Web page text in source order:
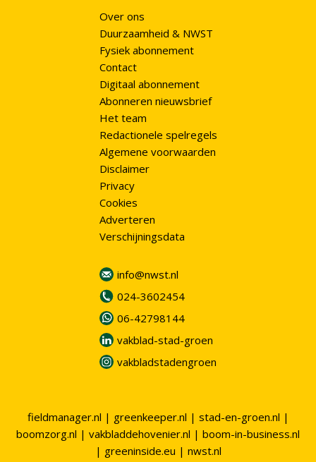
Over ons
Duurzaamheid & NWST
Fysiek abonnement
Contact
Digitaal abonnement
Abonneren nieuwsbrief
Het team
Redactionele spelregels
Algemene voorwaarden
Disclaimer
Privacy
Cookies
Adverteren
Verschijningsdata
info@nwst.nl
024-3602454
06-42798144
vakblad-stad-groen
vakbladstadengroen
fieldmanager.nl | greenkeeper.nl | stad-en-groen.nl |
boomzorg.nl | vakbladdehovenier.nl | boom-in-business.nl
| greeninside.eu | nwst.nl